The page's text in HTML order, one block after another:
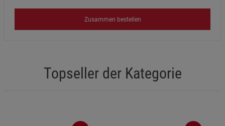
Zusammen bestellen
Topseller der Kategorie